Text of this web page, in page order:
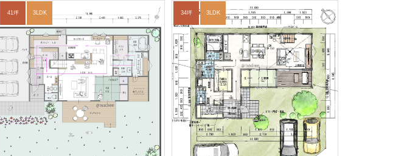
41坪 3LDK 34坪 3LDK